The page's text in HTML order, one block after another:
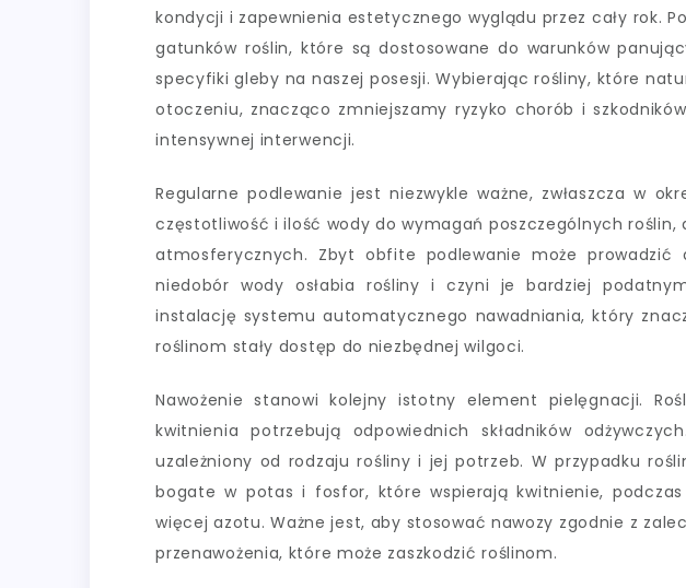
kondycji i zapewnienia estetycznego wyglądu przez cały rok.
gatunków roślin, które są dostosowane do warunków
specyfiki gleby na naszej posesji. Wybierając rośliny, które
otoczeniu, znacząco zmniejszamy ryzyko chorób i
intensywnej interwencji.
Regularne podlewanie jest niezwykle ważne, zwłaszcza w
częstotliwość i ilość wody do wymagań poszczególnych
atmosferycznych. Zbyt obfite podlewanie może prowadzić
niedobór wody osłabia rośliny i czyni je bardziej
instalację systemu automatycznego nawadniania, który
roślinom stały dostęp do niezbędnej wilgoci.
Nawożenie stanowi kolejny istotny element pielęgnacji.
kwitnienia potrzebują odpowiednich składników
uzależniony od rodzaju rośliny i jej potrzeb. W przypadku
bogate w potas i fosfor, które wspierają kwitnienie,
więcej azotu. Ważne jest, aby stosować nawozy zgodnie z
przenawożenia, które może zaszkodzić roślinom.